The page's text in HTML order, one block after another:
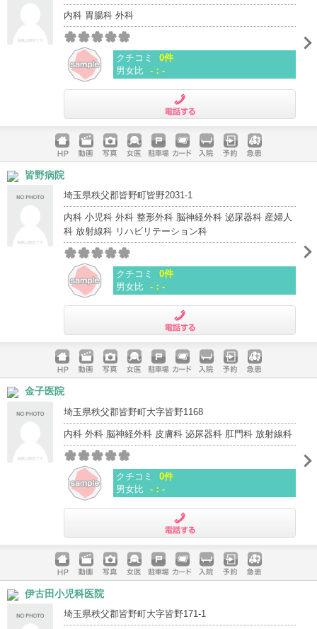
内科 胃腸科 外科
クチコミ
0件
男女比 -：-
ホームペ
ージ
動画 写真 女医 駐車場
クレジッ
入院 予約 急患
皆野病院
埼玉県秩父郡皆野町皆野2031-1
内科 小児科 外科 整形外科 脳神経外科 泌尿器科 産婦人
科 放射線科 リハビリテーション科
クチコミ
0件
男女比 -：-
ホームペ
ージ
動画 写真 女医 駐車場
クレジッ
入院 予約 急患
金子医院
埼玉県秩父郡皆野町大字皆野1168
内科 外科 脳神経外科 皮膚科 泌尿器科 肛門科 放射線科
クチコミ
0件
男女比 -：-
ホームペ
ージ
動画 写真 女医 駐車場
クレジッ
入院 予約 急患
伊古田小児科医院
埼玉県秩父郡皆野町大字皆野171-1